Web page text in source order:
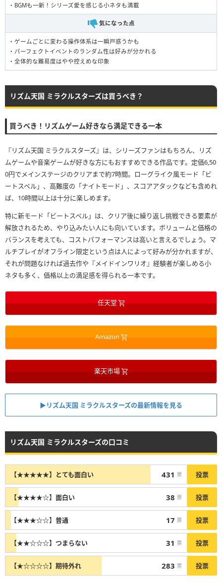
・BGMも一新！シリーズ愛を感じる小ネタも満載
気になった点
・ゲームごとに変わる操作体系は一瞬戸惑うかも
・パーフェクトイベントのランダム性は好みが分かれる
・全体的な難易度はやや控えめな印象
リズム天国 ミラクルスターズは買うべき？
買うべき！リズムゲーム好きなら満足できる一本
『リズム天国 ミラクルスターズ』は、シリーズファンはもちろん、リズ
ムゲームや音楽ゲームが好きな方にもおすすめできる作品です。定価6,50
0円でメインステージのクリアまで約7時間。ローグライク風モード「ビ
ートスペル」、高難度の「ナイトモード」、スコアアタックなども含めれ
ば、10時間以上は十分に楽しめます。
特に新モード「ビートスペル」は、クリア後に繰り返し挑戦できる要素が
解放されるため、やり込みたい人にも向いています。ボリュームと価格の
バランスを考えても、コストパフォーマンスは高いと言えるでしょう。マ
ルチプレイがオフライン限定という点は人によって好みが分かれますが、
それが問題なければ過去作や『メイドインワリオ』経験者が楽しめる小
ネタも多く、価格以上の満足感を得られる一本です。
任天堂
Amazon
楽天市場
▶︎リズム天国 ミラクルスターズの最新情報を見る
リズム天国 ミラクルスターズの口コミ
【★★★★★】とても面白い 431 票 投票
【★★★★☆】面白い 38 票 投票
【★★★☆☆】普通 17 票 投票
【★★☆☆☆】つまらない 31 票 投票
【★☆☆☆☆】期待外れ 283 票 投票